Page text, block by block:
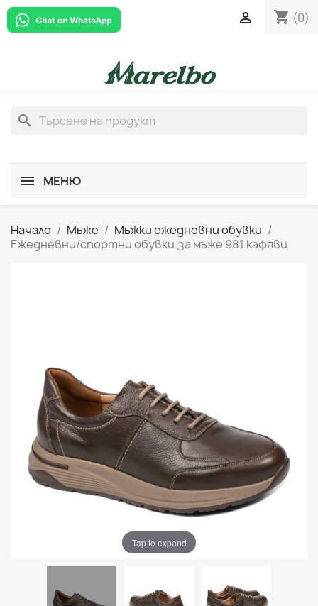
shopping_cart (0)

search
МЕНЮ
Начало Мъже
Мъжки ежедневни обувки
Ежедневни/спортни обувки за мъже 981 кафяви
Tap to expand